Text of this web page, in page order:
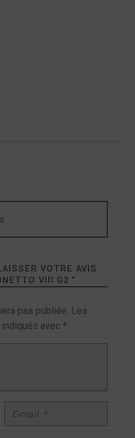
VOTRE AVIS
VIII G2 ”
pas publiée. Les
avec *